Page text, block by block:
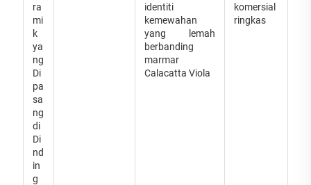
ra
mi
k
ya
ng
Di
pa
sa
ng
di
Di
nd
in
g
identiti
kemewahan
yang lemah
berbanding
marmar
Calacatta Viola
komersial
ringkas